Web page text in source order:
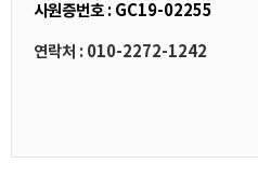
사원증번호 : GC19-02255
연락처 : 010-2272-1242